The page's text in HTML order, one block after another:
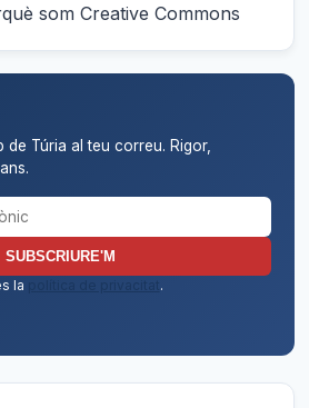
som Creative Commons
de Túria al teu correu. Rigor,
al butlletí
SUBSCRIURE'M
la
política de privacitat.